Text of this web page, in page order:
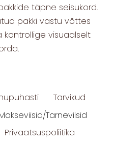
täpne seisukord.
pakki vastu võttes
kontrollige visuaalselt
Tarvikud
Tarneviisid
Privaatsuspoliitika